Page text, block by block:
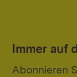
Immer auf
Abonnieren